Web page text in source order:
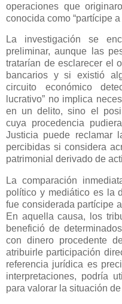
operaciones que
conocida como “partícipe
La investigación se
preliminar, aunque las
tratarían de esclarecer el
bancarios y si existió
circuito económico
lucrativo” no implica
en un delito, sino el
cuya procedencia
Justicia puede reclamar
percibidas si considera
patrimonial derivado de
La comparación
político y mediático es la
fue considerada partícipe
En aquella causa, los
benefició de
con dinero procedente
atribuirle participación
referencia jurídica es
interpretaciones, podría
para valorar la situación